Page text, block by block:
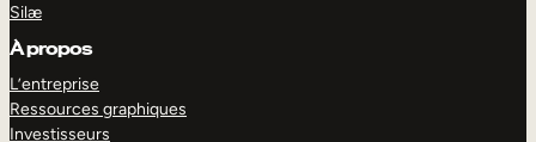
Silæ
À propos
L’entreprise
Ressources graphiques
Investisseurs